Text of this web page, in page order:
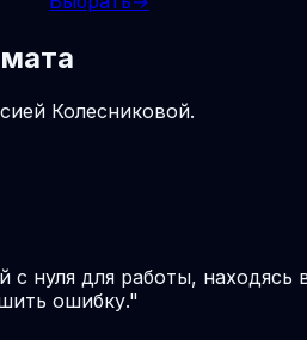
Колесниковой.
нуля для работы,
ошибку."